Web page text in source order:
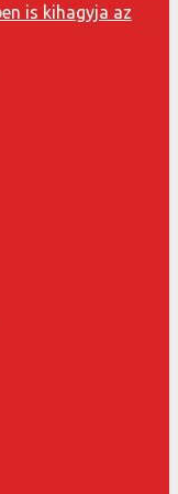
is kihagyja az